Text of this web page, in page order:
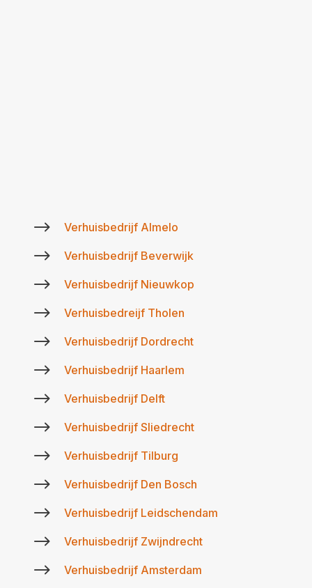
$ Verhuisbedrijf Almelo
$ Verhuisbedrijf Beverwijk
$ Verhuisbedrijf Nieuwkop
$ Verhuisbedreijf Tholen
$ Verhuisbedrijf Dordrecht
$ Verhuisbedrijf Haarlem
$ Verhuisbedrijf Delft
$ Verhuisbedrijf Sliedrecht
$ Verhuisbedrijf Tilburg
$ Verhuisbedrijf Den Bosch
$ Verhuisbedrijf Leidschendam
$ Verhuisbedrijf Zwijndrecht
$ Verhuisbedrijf Amsterdam